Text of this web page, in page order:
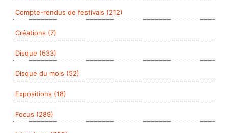
Compte-rendus de festivals (212)
Créations (7)
Disque (633)
Disque du mois (52)
Expositions (18)
Focus (289)